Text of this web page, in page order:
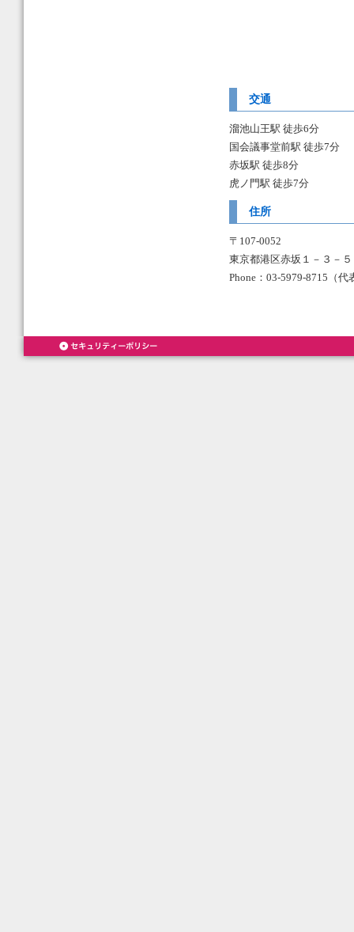
交通
溜池山王駅 徒歩6分
国会議事堂前駅 徒歩7分
赤坂駅 徒歩8分
虎ノ門駅 徒歩7分
住所
〒107-0052
東京都港区赤坂１－３－
Phone：03-5979-8715（